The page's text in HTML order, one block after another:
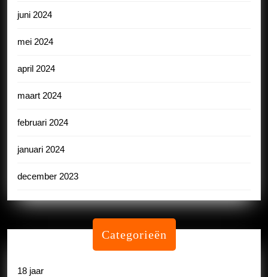
juni 2024
mei 2024
april 2024
maart 2024
februari 2024
januari 2024
december 2023
Categorieën
18 jaar